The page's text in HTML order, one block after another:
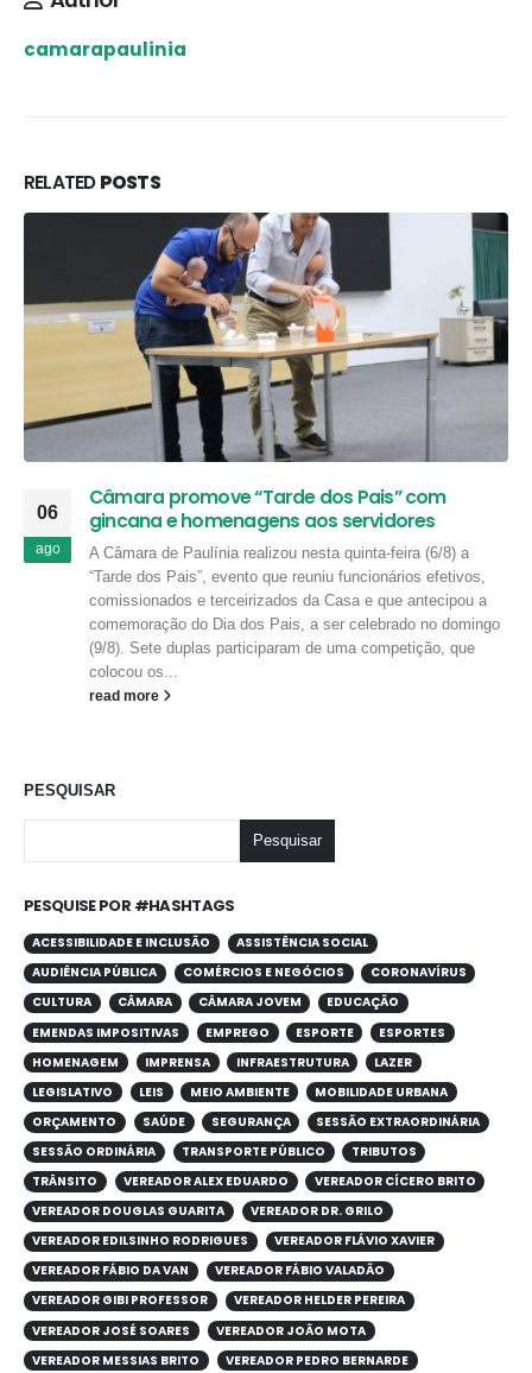
camarapaulinia
RELATEDPOSTS
06
ago
Câmara promove “Tarde dos Pais” com
gincana e homenagens aos servidores
A Câmara de Paulínia realizou nesta quinta-feira (6/8) a
“Tarde dos Pais”, evento que reuniu funcionários efetivos,
comissionados e terceirizados da Casa e que antecipou a
comemoração do Dia dos Pais, a ser celebrado no domingo
(9/8). Sete duplas participaram de uma competição, que
colocou os...
read more
PESQUISAR
Pesquisar
PESQUISE POR #HASHTAGS
ACESSIBILIDADE E INCLUSÃO
ASSISTÊNCIA SOCIAL
AUDIÊNCIA PÚBLICA
COMÉRCIOS E NEGÓCIOS
CORONAVÍRUS
CULTURA
CÂMARA CÂMARA JOVEM
EDUCAÇÃO
EMENDAS IMPOSITIVAS
EMPREGO ESPORTE
ESPORTES
HOMENAGEM
IMPRENSA INFRAESTRUTURA
LAZER
LEGISLATIVO
LEIS MEIO AMBIENTE
MOBILIDADE URBANA
ORÇAMENTO
SAÚDE SEGURANÇA
SESSÃO EXTRAORDINÁRIA
SESSÃO ORDINÁRIA
TRANSPORTE PÚBLICO
TRIBUTOS
TRÂNSITO
VEREADOR ALEX EDUARDO
VEREADOR CÍCERO BRITO
VEREADOR DOUGLAS GUARITA
VEREADOR DR. GRILO
VEREADOR EDILSINHO RODRIGUES
VEREADOR FLÁVIO XAVIER
VEREADOR FÁBIO DA VAN
VEREADOR FÁBIO VALADÃO
VEREADOR GIBI PROFESSOR
VEREADOR HELDER PEREIRA
VEREADOR JOSÉ SOARES
VEREADOR JOÃO MOTA
VEREADOR MESSIAS BRITO
VEREADOR PEDRO BERNARDE